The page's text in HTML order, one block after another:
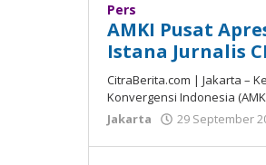
Pers
AMKI Pusat
Istana Jurnalis
CitraBerita.com | Jаkаrtа –
Kоnvеrgеnѕі Indоnеѕіа
Jakarta
29 September